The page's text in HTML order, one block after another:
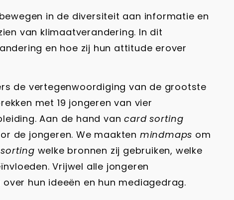
in de diversiteit aan informatie en
van klimaatverandering. In dit
en hoe zij hun attitude erover
de vertegenwoordiging van de grootste
met 19 jongeren van vier
Aan de hand vancard sorting
de jongeren. We maakten mindmaps om
welke bronnen zij gebruiken, welke
Vrijwel alle jongeren
hun ideeën en hun mediagedrag.